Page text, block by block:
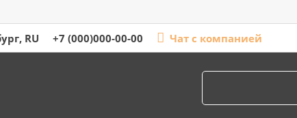
RU +7 (000)000-00-00 Чат с компанией